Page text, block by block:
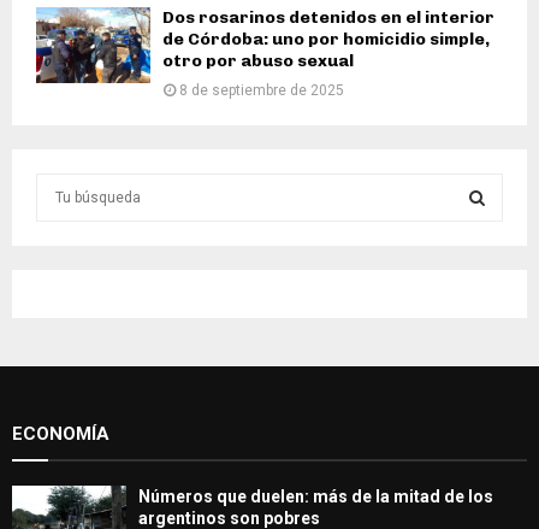
Dos rosarinos detenidos en el interior
de Córdoba: uno por homicidio simple,
otro por abuso sexual
8 de septiembre de 2025
o
H
ECONOMÍA
Números que duelen: más de la mitad de los
argentinos son pobres